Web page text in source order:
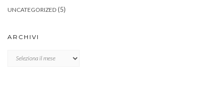
UNCATEGORIZED (5)
ARCHIVI